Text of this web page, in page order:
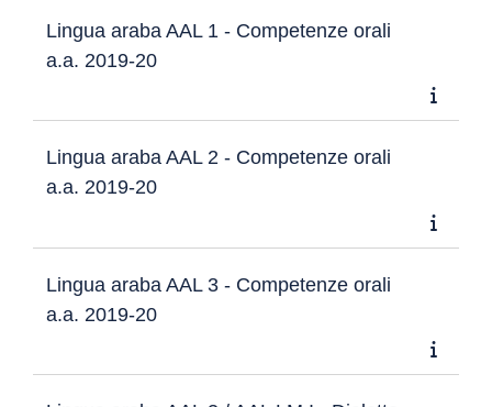
Lingua araba AAL 1 - Competenze orali
a.a. 2019-20
Lingua araba AAL 2 - Competenze orali
a.a. 2019-20
Lingua araba AAL 3 - Competenze orali
a.a. 2019-20